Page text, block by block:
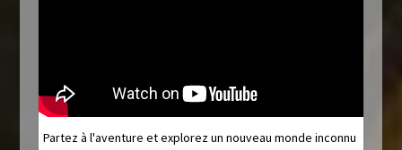
Partez à l'aventure et explorez un nouveau monde inconnu